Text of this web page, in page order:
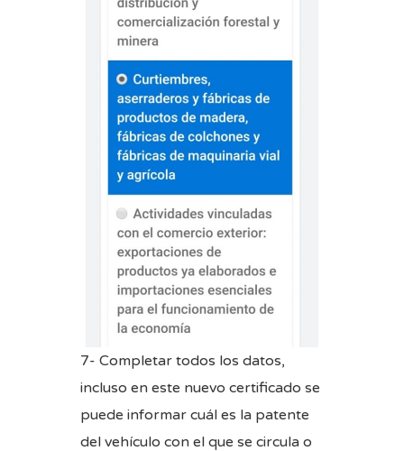
7- Completar todos los datos,
incluso en este nuevo certificado se
puede informar cuál es la patente
del vehículo con el que se circula o